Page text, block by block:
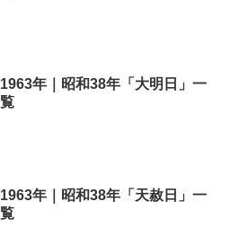
1963年｜昭和38年「大明日」一
覧
1963年｜昭和38年「天赦日」一
覧